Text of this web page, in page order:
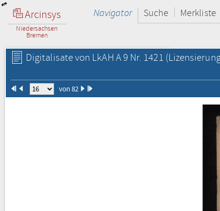
Arcinsys
Niedersachsen
Bremen
Navigator Suche Merkliste
Digitalisate von LkAH A 9 Nr. 1421
von 82